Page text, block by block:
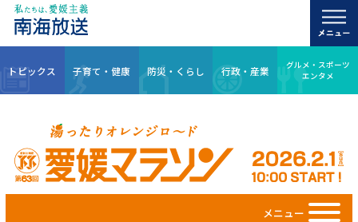
トピックス 子育て・健康 防災・くらし 行政・産業
グルメ・スポーツ
エンタメ
メニュー